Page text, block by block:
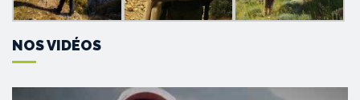
NOS VIDÉOS